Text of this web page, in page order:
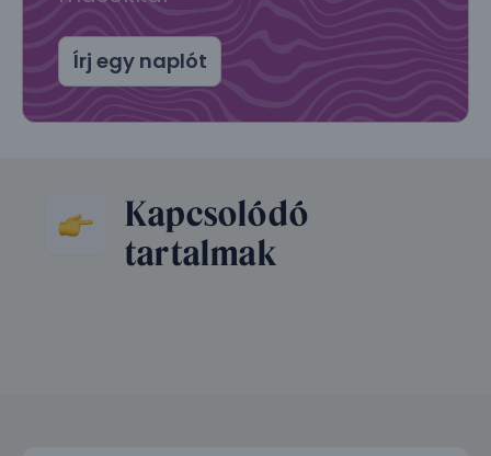
Írj egy naplót
Kapcsolódó
tartalmak